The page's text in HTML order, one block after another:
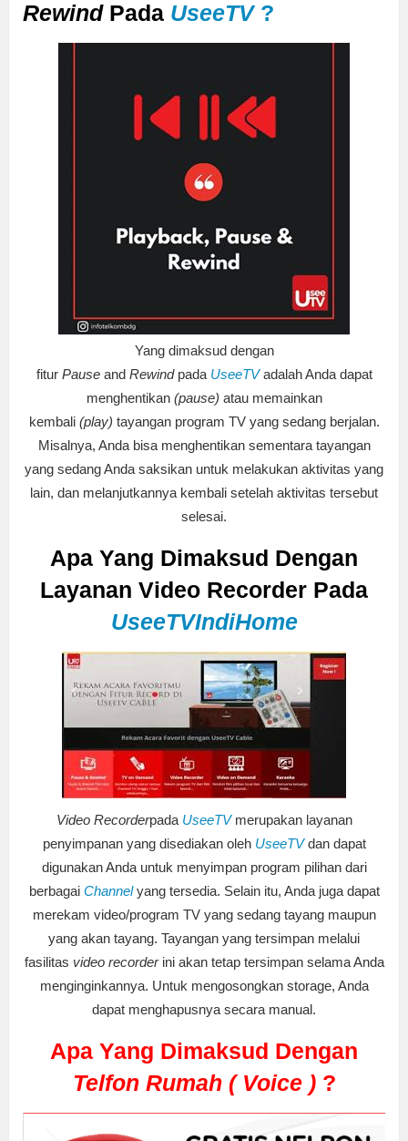
RewindPada UseeTV?
Yang dimaksud dengan
fitur Pauseand Rewindpada UseeTVadalah Anda dapat
menghentikan (pause) atau memainkan
kembali (play) tayangan program TV yang sedang berjalan.
Misalnya, Anda bisa menghentikan sementara tayangan
yang sedang Anda saksikan untuk melakukan aktivitas yang
lain, dan melanjutkannya kembali setelah aktivitas tersebut
selesai.
Apa Yang Dimaksud Dengan
Layanan Video Recorder Pada
UseeTVIndiHome
Video Recorderpada UseeTVmerupakan layanan
penyimpanan yang disediakan oleh UseeTVdan dapat
digunakan Anda untuk menyimpan program pilihan dari
berbagai Channelyang tersedia. Selain itu, Anda juga dapat
merekam video/program TV yang sedang tayang maupun
yang akan tayang. Tayangan yang tersimpan melalui
fasilitas video recorderini akan tetap tersimpan selama Anda
menginginkannya. Untuk mengosongkan storage, Anda
dapat menghapusnya secara manual.
Apa Yang Dimaksud Dengan
Telfon Rumah ( Voice ) ?